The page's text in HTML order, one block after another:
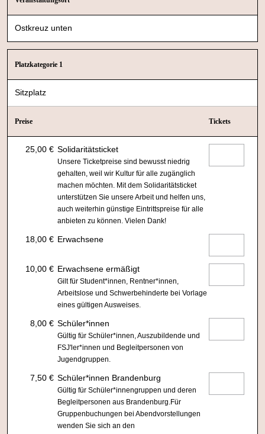
Ostkreuz unten
Platzkategorie 1
Sitzplatz
Tickets
Preise
25,00 € Solidaritätsticket
Unsere Ticketpreise sind bewusst niedrig
gehalten, weil wir Kultur für alle zugänglich
machen möchten. Mit dem Solidaritätsticket
unterstützen Sie unsere Arbeit und helfen uns,
auch weiterhin günstige Eintrittspreise für alle
anbieten zu können. Vielen Dank!
18,00 € Erwachsene
10,00 € Erwachsene ermäßigt
Gilt für Student*innen, Rentner*innen,
Arbeitslose und Schwerbehinderte bei Vorlage
eines gültigen Ausweises.
8,00 € Schüler*innen
Gültig für Schüler*innen, Auszubildende und
FSJ'ler*innen und Begleitpersonen von
Jugendgruppen.
7,50 € Schüler*innen Brandenburg
Gültig für Schüler*innengruppen und deren
Begleitpersonen aus Brandenburg.Für
Gruppenbuchungen bei Abendvorstellungen
wenden Sie sich an den